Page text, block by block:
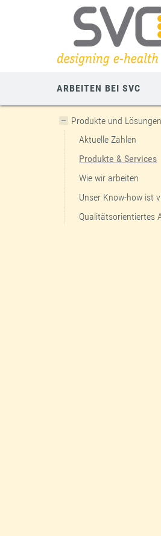
ARBEITEN BEI SVC
Produkte und Lösungen
Aktuelle Zahlen
Produkte & Services
Wie wir arbeiten
Unser Know-how ist
Qualitätsorientiertes